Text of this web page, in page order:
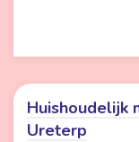
Huishoudelijk
Ureterp